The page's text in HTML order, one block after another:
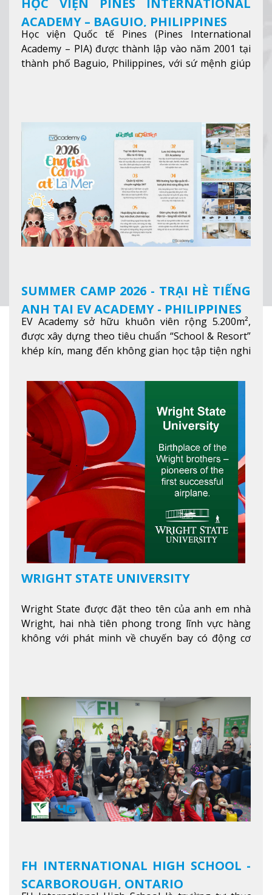
HỌC VIỆN PINES INTERNATIONAL
ACADEMY – BAGUIO, PHILIPPINES
Học viện Quốc tế Pines (Pines International
Academy – PIA) được thành lập vào năm 2001 tại
thành phố Baguio, Philippines, với sứ mệnh giúp
SUMMER CAMP 2026 - TRẠI HÈ TIẾNG
ANH TẠI EV ACADEMY - PHILIPPINES
EV Academy sở hữu khuôn viên rộng 5.200m²,
được xây dựng theo tiêu chuẩn “School & Resort”
khép kín, mang đến không gian học tập tiện nghi
ích hiện đạXem thêm
WRIGHT STATE UNIVERSITY
Wright State được đặt theo tên của anh em nhà
Wright, hai nhà tiên phong trong lĩnh vực hàng
không với phát minh về chuyến bay có động cơ
FH INTERNATIONAL HIGH SCHOOL -
SCARBOROUGH, ONTARIO